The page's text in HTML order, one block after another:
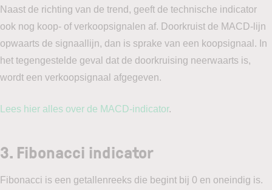
Naast de richting van de trend, geeft de technische indicator
ook nog koop- of verkoopsignalen af. Doorkruist de MACD-lijn
opwaarts de signaallijn, dan is sprake van een koopsignaal. In
het tegengestelde geval dat de doorkruising neerwaarts is,
wordt een verkoopsignaal afgegeven.
Lees hier alles over de MACD-indicator.
3. Fibonacci indicator
Fibonacci is een getallenreeks die begint bij 0 en oneindig is.